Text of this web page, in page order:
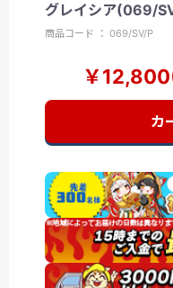
グレイシア(069/
商品コード ： 069/SV/P
￥
カ